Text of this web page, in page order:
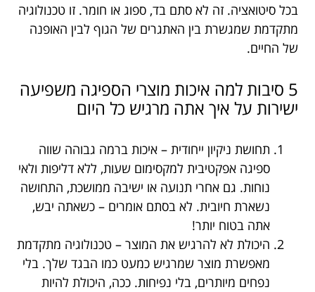
בכל סיטואציה. זה לא סתם בד, ספוג או חומר. זו טכנולוגיה
מתקדמת שמגשרת בין האתגרים של הגוף לבין האופנה
של החיים.
5 סיבות למה איכות מוצרי הספיגה משפיעה
ישירות על איך אתה מרגיש כל היום
תחושת ניקיון ייחודית – איכות ברמה גבוהה שווה
ספיגה אפקטיבית למקסימום שעות, ללא דליפות ולאי
נוחות. גם אחרי תנועה או ישיבה ממושכת, התחושה
נשארת חיובית. לא בסתם אומרים – כשאתה יבש,
אתה בטוח יותר!
היכולת לא להרגיש את המוצר – טכנולוגיה מתקדמת
מאפשרת מוצר שמרגיש כמעט כמו הבגד שלך. בלי
נפחים מיותרים, בלי נפיחות. ככה, היכולת להיות